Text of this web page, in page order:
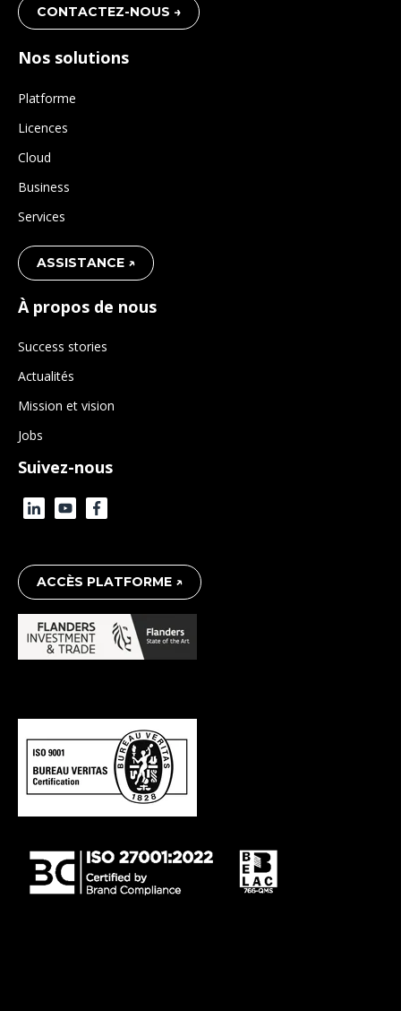
CONTACTEZ-NOUS →
Nos solutions
Platforme
Licences
Cloud
Business
Services
ASSISTANCE ↗
À propos de nous
Success stories
Actualités
Mission et vision
Jobs
Suivez-nous
ACCÈS PLATFORME ↗